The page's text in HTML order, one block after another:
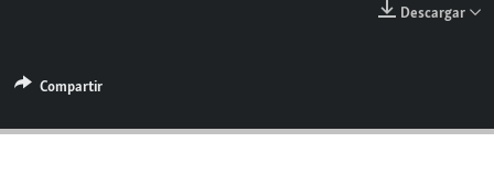
ESPECIALES
LA REALIDAD DE LA VIVIENDA EN CUBA
MULTIMEDIA
EDITORIALES
Descargar
Compartir